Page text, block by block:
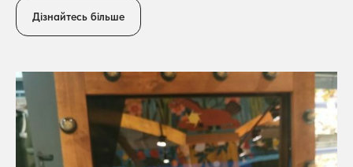
Дізнайтесь більше